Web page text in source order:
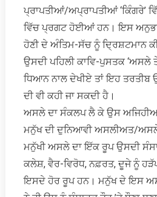
ਪ੍ਰਾਪਤੀਆਂ/ਅਪ੍ਰਾਪਤੀਆਂ ‘ਕਿੰਗਰੇ’
ਵਿੱਚ ਪ੍ਰਗਟ ਹੋਈਆਂ ਹਨ। ਇਸ
ਹੋਣੀ ਦੇ ਅੰਤਿਮ-ਸੱਚ ਨੂੰ ਦ੍ਰਿਸ਼ਟਮਾਨ
ਉਸਦੀ ਪਹਿਲੀ ਕਾਵਿ-ਪੁਸਤਕ ‘ਅਸਲੇ
ਧਿਆਨ ਨਾਲ ਦੇਖੀਏ ਤਾਂ ਇਹ ਤਰਤੀਬ
ਦੀ ਵੀ ਕਹੀ ਜਾ ਸਕਦੀ ਹੈ।
ਅਸਲੇ ਦਾ ਸੰਕਲਪ ਲੈ ਕੇ ਉਸ ਅਜਿਹੀਆਂ
ਮਨੁੱਖ ਦੀ ਦੁਨਿਆਵੀ ਅਸਲੀਅਤ/
ਮਨੁੱਖੀ ਅਸਲੇ ਦਾ ਇੱਕ ਰੂਪ ਉਸਦੀ
ਕਲੇਸ਼, ਵੈਰ-ਵਿਰੋਧ, ਨਫ਼ਰਤ, ਦੂਜੇ ਨੂੰ
ਇਸਦੇ ਹੋਰ ਰੂਪ ਹਨ। ਮਨੁੱਖ ਦੇ ਇਸ